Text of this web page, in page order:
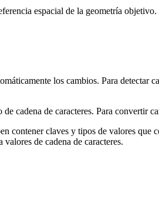
espacial de la geometría objetivo.
los cambios. Para detectar
cadena de caracteres. Para convertir
contener claves y tipos de valores
de cadena de caracteres.